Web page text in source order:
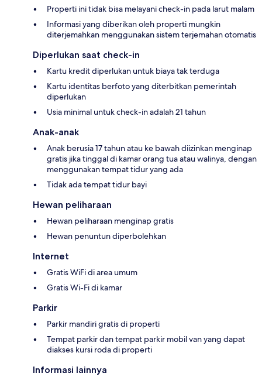
Properti ini tidak bisa melayani check-in pada larut malam
Informasi yang diberikan oleh properti mungkin
diterjemahkan menggunakan sistem terjemahan otomatis
Diperlukan saat check-in
Kartu kredit diperlukan untuk biaya tak terduga
Kartu identitas berfoto yang diterbitkan pemerintah
diperlukan
Usia minimal untuk check-in adalah 21 tahun
Anak-anak
Anak berusia 17 tahun atau ke bawah diizinkan menginap
gratis jika tinggal di kamar orang tua atau walinya, dengan
menggunakan tempat tidur yang ada
Tidak ada tempat tidur bayi
Hewan peliharaan
Hewan peliharaan menginap gratis
Hewan penuntun diperbolehkan
Internet
Gratis WiFi di area umum
Gratis Wi-Fi di kamar
Parkir
Parkir mandiri gratis di properti
Tempat parkir dan tempat parkir mobil van yang dapat
diakses kursi roda di properti
Informasi lainnya